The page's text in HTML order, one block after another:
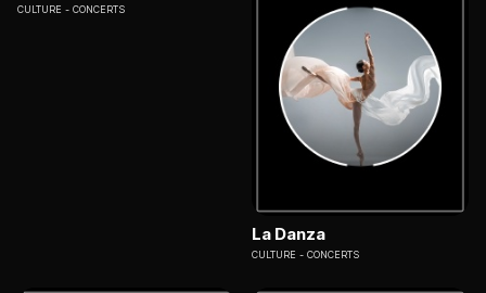
CULTURE CONCERTS
La Danza
CULTURE CONCERTS